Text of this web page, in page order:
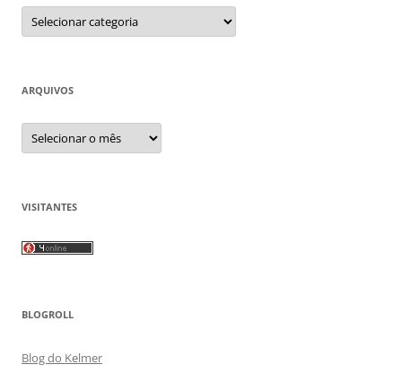
Categorias
ARQUIVOS
Arquivos
VISITANTES
BLOGROLL
Blog do Kelmer